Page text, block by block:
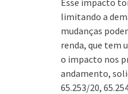
Esse impacto
limitando a
mudanças
renda, que tem
o impacto nos
andamento,
65.253/20,